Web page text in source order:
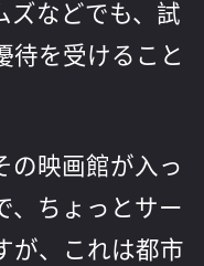
ズなどでも、試
待を受けること
の映画館が入っ
、ちょっとサー
が、これは都市